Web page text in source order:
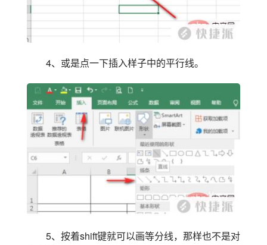
4、或是点一下插入样子中的平行线。
5、按着shift键就可以画等分线，那样也不是对